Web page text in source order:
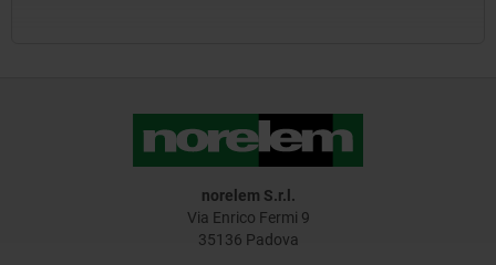
norelem S.r.l.
Via Enrico Fermi 9
35136 Padova